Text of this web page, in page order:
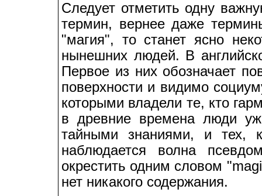
Следует отметить одну
термин, вернее даже
"магия", то станет ясно
нынешних людей. В
Первое из них обозначает
поверхности и видимо
которыми владели те, кто
в древние времена люди
тайными знаниями, и тех,
наблюдается волна
окрестить одним словом
нет никакого содержания.